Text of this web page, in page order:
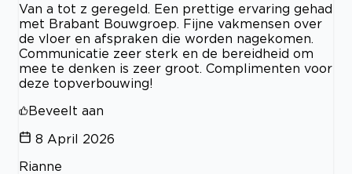
Van a tot z geregeld. Een prettige ervaring gehad
met Brabant Bouwgroep. Fijne vakmensen over
de vloer en afspraken die worden nagekomen.
Communicatie zeer sterk en de bereidheid om
mee te denken is zeer groot. Complimenten voor
deze topverbouwing!
Beveelt aan
8 April 2026
Rianne